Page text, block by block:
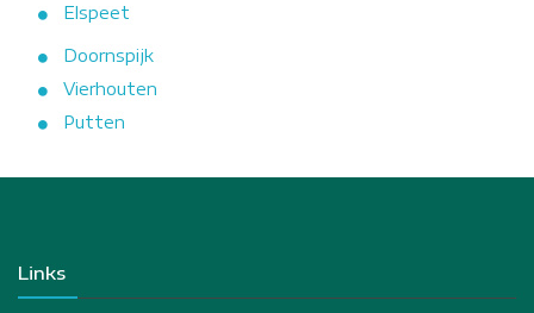
Elspeet
Doornspijk
Vierhouten
Putten
Links